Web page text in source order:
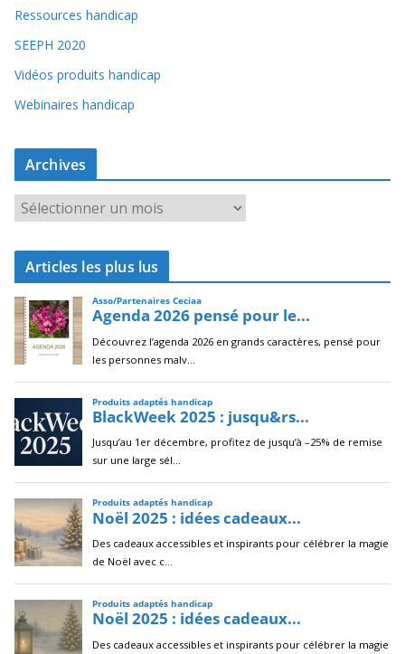
Ressources handicap
SEEPH 2020
Vidéos produits handicap
Webinaires handicap
Archives
r
c
i
v
e
s
Articles les plus lus